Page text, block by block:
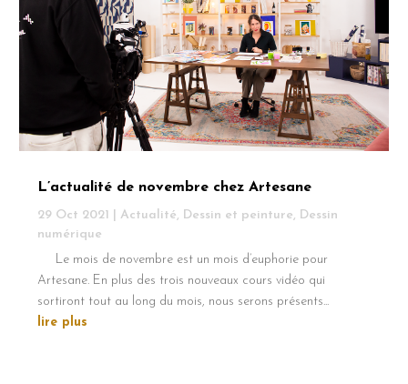
L’actualité de novembre chez Artesane
29 Oct 2021 Actualité, Dessin et peinture, Dessin
numérique
Le mois de novembre est un mois d’euphorie pour
Artesane. En plus des trois nouveaux cours vidéo qui
sortiront tout au long du mois, nous serons présents...
lire plus